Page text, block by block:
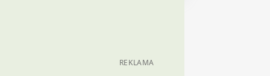
REKLAMA